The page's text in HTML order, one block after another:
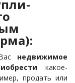
недвижимое
какое-
продать или